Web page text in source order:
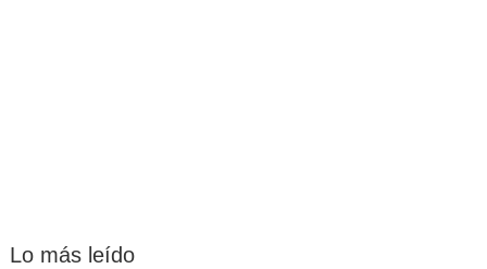
Lo más leído